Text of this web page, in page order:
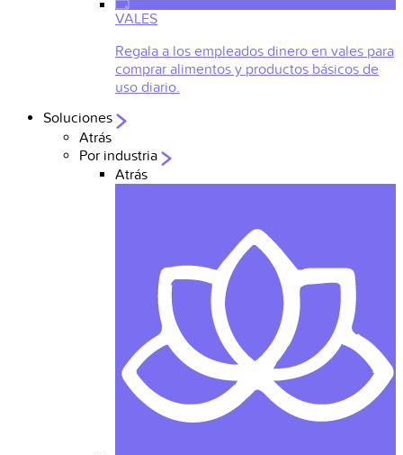
VALES
Regala a los empleados dinero en vales para
comprar alimentos y productos básicos de
uso diario.
Soluciones
Atrás
Por industria
Atrás